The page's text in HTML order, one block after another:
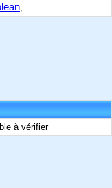
;
à vérifier